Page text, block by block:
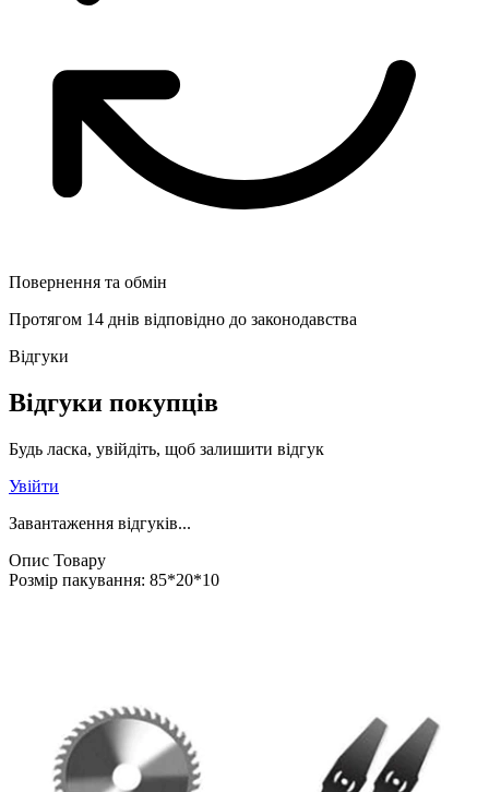
Повернення та обмін
Протягом 14 днів відповідно до законодавства
Відгуки
Відгуки покупців
Будь ласка, увійдіть, щоб залишити відгук
Увійти
Завантаження відгуків...
Опис Товару
Розмір пакування: 85*20*10